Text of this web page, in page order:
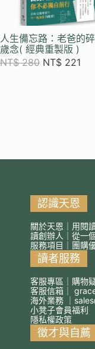
人生備忘路：老爸的
歲念( 經典重製版 )
NT$280 NT$ 221
認識天恩
關於天恩｜用閱
讀創辦人｜從一
服務項目｜團購
讀者服務
客服專區｜購物
客服信箱｜
海外業務 ｜
小凳子會員福利
隱私權政策
徵才與自薦